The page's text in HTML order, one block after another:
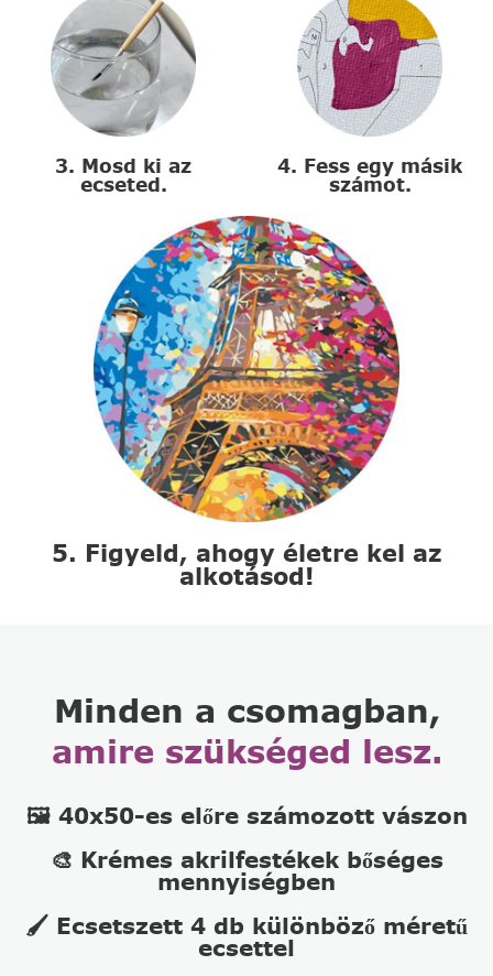
3. Mosd ki az
ecseted.
4. Fess egy másik
számot.
5. Figyeld, ahogy életre kel az
alkotásod!
Minden a csomagban,
amire szükséged lesz.
🖼️ 40x50-es előre számozott vászon
🎨 Krémes akrilfestékek bőséges
mennyiségben
🖌️ Ecsetszett 4 db különböző méretű
ecsettel